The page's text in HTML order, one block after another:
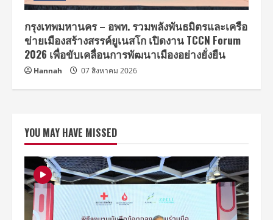
กรุงเทพมหานคร – อพท. รวมพลังพันธมิตรและเครือ
ข่ายเมืองสร้างสรรค์ยูเนสโก เปิดงาน TCCN Forum
2026 เพื่อขับเคลื่อนการพัฒนาเมืองอย่างยั่งยืน
Hannah 07 สิงหาคม 2026
YOU MAY HAVE MISSED